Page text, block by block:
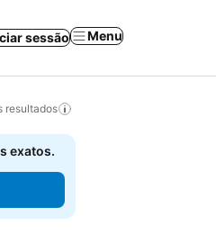
sessão Menu
resultados
exatos.